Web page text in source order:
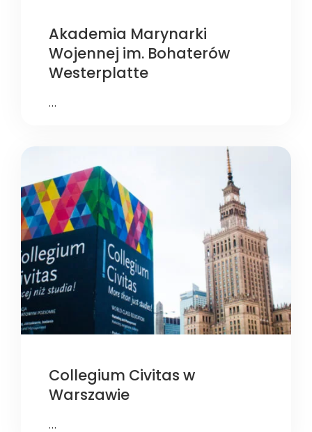
Akademia Marynarki
Wojennej im. Bohaterów
Westerplatte
…
Collegium Civitas w
Warszawie
…